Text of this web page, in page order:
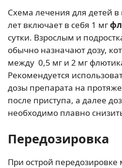
Схема лечения для детей в
лет включает в себя 1 мг
сутки. Взрослым и
обычно назначают дозу,
между 0,5 мг и 2 мг
Рекомендуется
дозы препарата на
после приступа, а далее
необходимо плавно
Передозировка
При острой передозировке